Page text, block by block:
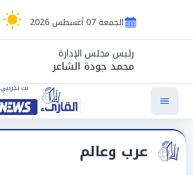
الجمعة 07 أغسطس 2026
رئيس مجلس الإدارة
محمد جودة الشاعر
عرب وعالم